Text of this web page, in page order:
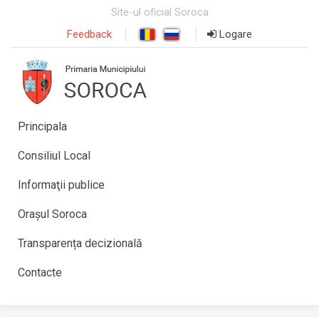
Site-ul oficial Soroca
Feedback
Logare
Principala
Consiliul Local
Informaţii publice
Orașul Soroca
Transparența decizională
Contacte